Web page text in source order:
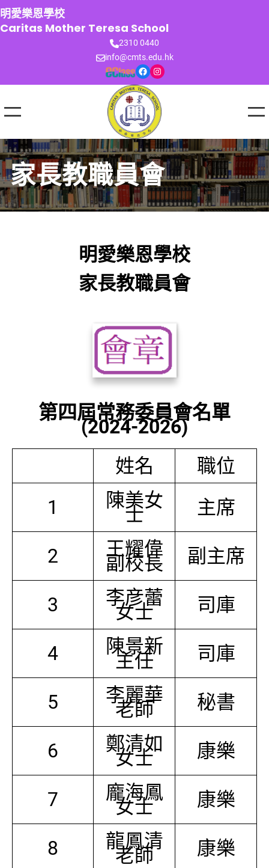
跳
至
主
明愛樂恩學校
Caritas Mother Teresa School
2310 0440
info@cmts.edu.hk
Facebook Instagram
家長教職員會
明愛樂恩學校
家長教職員會
第四屆常務委員會名單
(2024-2026)
姓名
職位
1
陳美女
士 主席
2 王耀偉
副校長 副主席
3 李彦蕾
女士 司庫
4 陳景新
主任 司庫
5 李麗華
老師 秘書
6 鄭清如
女士 康樂
7 龐海鳳
女士 康樂
8 龍鳳清
老師 康樂